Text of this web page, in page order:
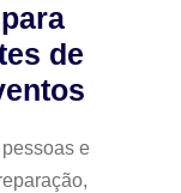
de
e